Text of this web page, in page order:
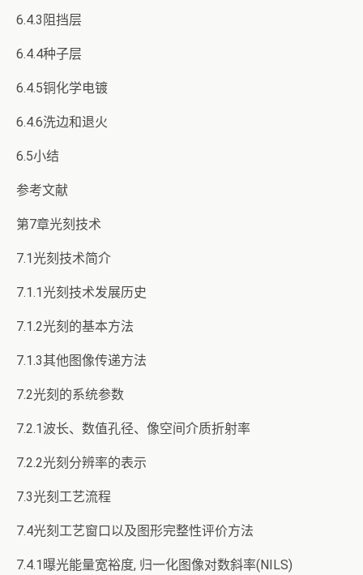
6.4.3阻挡层
6.4.4种子层
6.4.5铜化学电镀
6.4.6洗边和退火
6.5小结
参考文献
第7章光刻技术
7.1光刻技术简介
7.1.1光刻技术发展历史
7.1.2光刻的基本方法
7.1.3其他图像传递方法
7.2光刻的系统参数
7.2.1波长、数值孔径、像空间介质折射率
7.2.2光刻分辨率的表示
7.3光刻工艺流程
7.4光刻工艺窗口以及图形完整性评价方法
7.4.1曝光能量宽裕度, 归一化图像对数斜率(NILS)